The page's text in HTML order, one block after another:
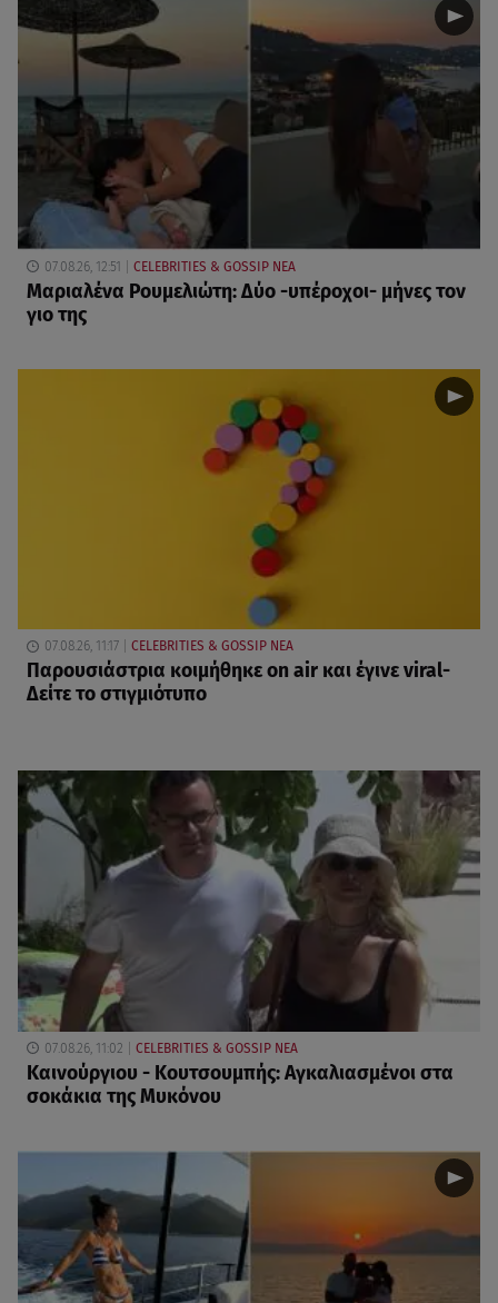
07.08.26, 12:51 CELEBRITIES & GOSSIP ΝΕΑ
Μαριαλένα Ρουμελιώτη: Δύο -υπέροχοι- μήνες τον
γιο της
07.08.26, 11:17 CELEBRITIES & GOSSIP ΝΕΑ
Παρουσιάστρια κοιμήθηκε on air και έγινε viral-
Δείτε το στιγμιότυπο
07.08.26, 11:02 CELEBRITIES & GOSSIP ΝΕΑ
Καινούργιου - Κουτσουμπής: Αγκαλιασμένοι στα
σοκάκια της Μυκόνου